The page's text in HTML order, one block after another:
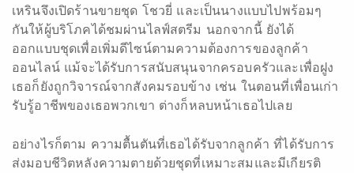
เหรินจึงเปิดร้านขายชุด โชวยี่ และเป็นนางแบบไปพร้อมๆ
กันให้ผู้บริโภคได้ชมผ่านไลฟ์สตรีม นอกจากนี้ ยังได้
ออกแบบชุดเพื่อเพิ่มดีไซน์ตามความต้องการของลูกค้า
ออนไลน์ แม้จะได้รับการสนับสนุนจากครอบครัวและเพื่อฝูง
เธอก็ยังถูกวิจารณ์จากสังคมรอบข้าง เช่น ในตอนที่เพื่อนเก่า
รับรู้อาชีพของเธอพวกเขา ต่างก็หลบหน้าเธอไปเลย
อย่างไรก็ตาม ความตื้นตันที่เธอได้รับจากลูกค้า ที่ได้รับการ
ส่งมอบชีวิตหลังความตายด้วยชุดที่เหมาะสมและมีเกียรติ